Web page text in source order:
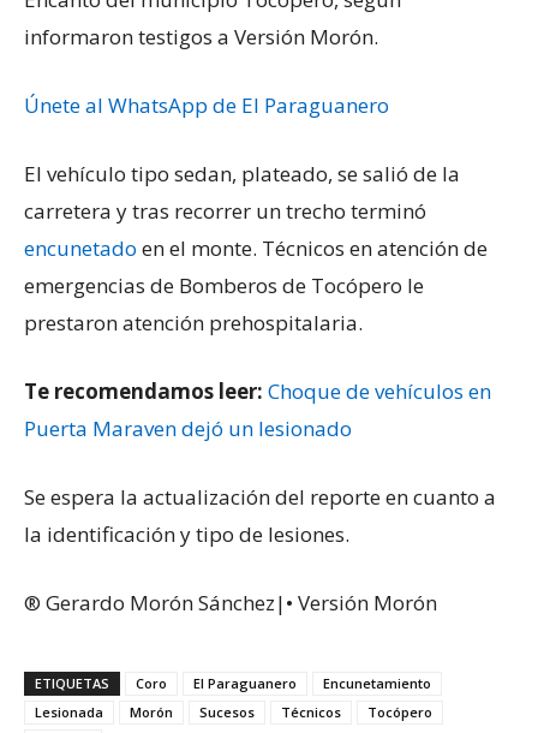
informaron testigos a Versión Morón.
Únete al WhatsApp de El Paraguanero
El vehículo tipo sedan, plateado, se salió de la
carretera y tras recorrer un trecho terminó
encunetado en el monte. Técnicos en atención de
emergencias de Bomberos de Tocópero le
prestaron atención prehospitalaria.
Te recomendamos leer: Choque de vehículos en
Puerta Maraven dejó un lesionado
Se espera la actualización del reporte en cuanto a
la identificación y tipo de lesiones.
® Gerardo Morón Sánchez|• Versión Morón
ETIQUETAS Coro El Paraguanero
Encunetamiento
Lesionada
Morón Sucesos Técnicos
Tocópero